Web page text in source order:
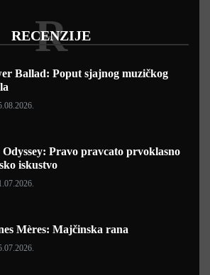
RECENZIJE
R
Ballad: Poput sjajnog muzičkog
Odyssey: Pravo pravcato prvoklasno
iskustvo
Mères: Majčinska rana